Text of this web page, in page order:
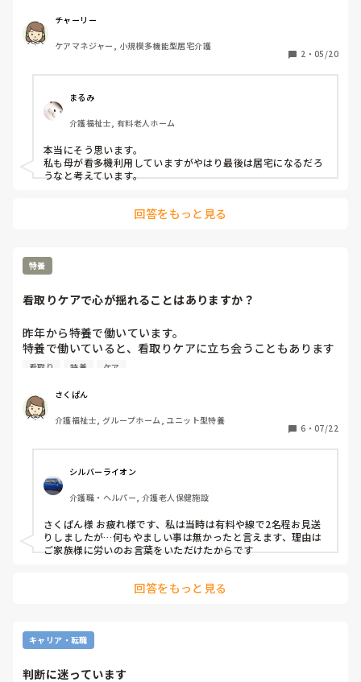
いです。勉強不足にて居宅変更になりました。そういう意味
では勉強にもなりましたが。
チャーリー
ケアマネジャー, 小規模多機能型居宅介護
2 ・ 05/20
まるみ
介護福祉士, 有料老人ホーム
本当にそう思います。
私も母が看多機利用していますがやはり最後は居宅になるだろ
うなと考えています。
回答をもっと見る
特養
看取りケアで心が揺れることはありますか？
昨年から特養で働いています。
特養で働いていると、看取りケアに立ち会うこともあります
が、気持ちの切り替えが難しいこともあります。
に感情が揺れることがあって…。
結構引きずってしまいます。
皆さんは看取りのとき、どんなふうに気持ちを保っています
看取り 特養 ケア
さくぱん
介護福祉士, グループホーム, ユニット型特養
6 ・ 07/22
シルバーライオン
介護職・ヘルパー, 介護老人保健施設
さくぱん様 お疲れ様です、私は当時は有料や線で2名程お見送
りしましたが…何もやましい事は無かったと言えます、理由は
ご家族様に労いのお言葉をいただけたからです
回答をもっと見る
キャリア・転職
判断に迷っています